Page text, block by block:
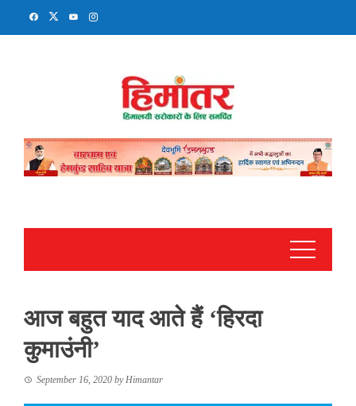
आज बहुत याद आते हैं ‘हिरदा
कुमाउंनी’
September 16, 2020 byHimantar